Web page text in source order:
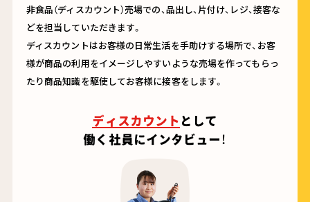
非食品（ディスカウント）売場での、品出し、片付け、レジ、接客な
どを担当していただきます。
ディスカウントはお客様の日常生活を手助けする場所で、お客
様が商品の利用をイメージしやすいような売場を作ってもらっ
たり商品知識を駆使してお客様に接客をします。
ディスカウント として
働く社員にインタビュー！